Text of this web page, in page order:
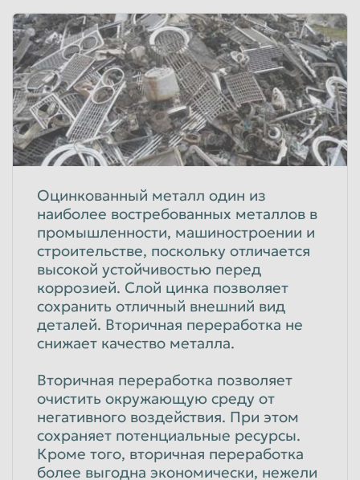
Оцинкованный металл один из
наиболее востребованных металлов в
промышленности, машиностроении и
строительстве, поскольку отличается
высокой устойчивостью перед
коррозией. Слой цинка позволяет
сохранить отличный внешний вид
деталей. Вторичная переработка не
снижает качество металла.
Вторичная переработка позволяет
очистить окружающую среду от
негативного воздействия. При этом
сохраняет потенциальные ресурсы.
Кроме того, вторичная переработка
более выгодна экономически, нежели